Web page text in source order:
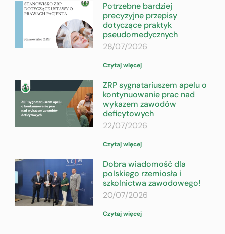
Potrzebne bardziej
precyzyjne przepisy
dotyczące praktyk
pseudomedycznych
28/07/2026
Czytaj więcej
ZRP sygnatariuszem apelu o
kontynuowanie prac nad
wykazem zawodów
deficytowych
22/07/2026
Czytaj więcej
Dobra wiadomość dla
polskiego rzemiosła i
szkolnictwa zawodowego!
20/07/2026
Czytaj więcej